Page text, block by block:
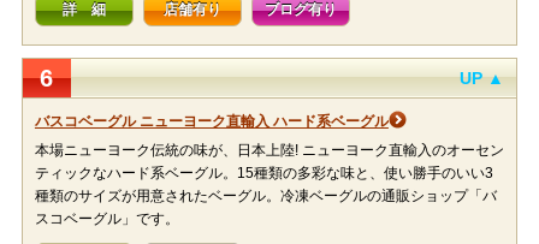
詳 細 店舗有り ブログ有り
6 UP ▲
バスコベーグル ニューヨーク直輸入 ハード系ベーグル
本場ニューヨーク伝統の味が、日本上陸! ニューヨーク直輸入のオーセン
ティックなハード系ベーグル。15種類の多彩な味と、使い勝手のいい3
種類のサイズが用意されたベーグル。冷凍ベーグルの通販ショップ「バ
スコベーグル」です。